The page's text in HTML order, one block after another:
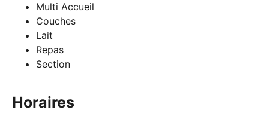
Multi Accueil
Couches
Lait
Repas
Section
Horaires